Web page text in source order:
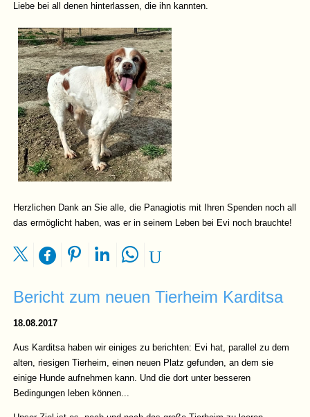
Liebe bei all denen hinterlassen, die ihn kannten.
Herzlichen Dank an Sie alle, die Panagiotis mit Ihren Spenden noch all
das ermöglicht haben, was er in seinem Leben bei Evi noch brauchte!
Bericht zum neuen Tierheim Karditsa
18.08.2017
Aus Karditsa haben wir einiges zu berichten: Evi hat, parallel zu dem
alten, riesigen Tierheim, einen neuen Platz gefunden, an dem sie
einige Hunde aufnehmen kann. Und die dort unter besseren
Bedingungen leben können...